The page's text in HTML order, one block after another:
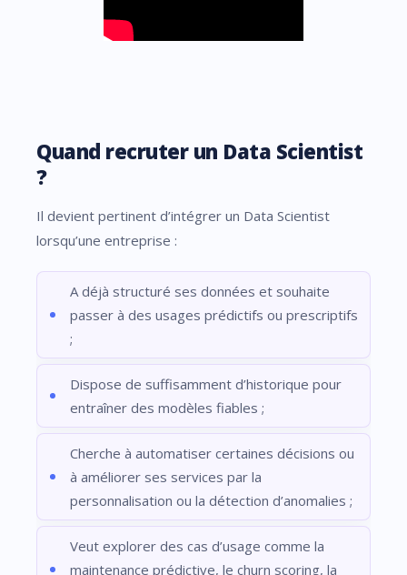
Quand recruter un Data Scientist
?
Il devient pertinent d’intégrer un Data Scientist
lorsqu’une entreprise :
A déjà structuré ses données et souhaite
passer à des usages prédictifs ou prescriptifs
;
Dispose de suffisamment d’historique pour
entraîner des modèles fiables ;
Cherche à automatiser certaines décisions ou
à améliorer ses services par la
personnalisation ou la détection d’anomalies ;
Veut explorer des cas d’usage comme la
maintenance prédictive, le churn scoring, la